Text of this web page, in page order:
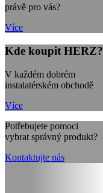
právě pro vás?
Více
Kde koupit HERZ?
V každém dobrém
instalatérském obchodě
Více
Potřebujete pomoci
vybrat správný produkt?
Kontaktujte nás